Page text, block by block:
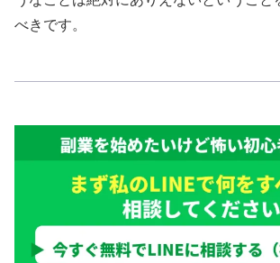
べきです。